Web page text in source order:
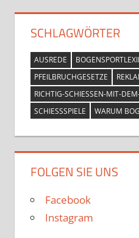
SCHLAGWÖRTER
AUSREDE
PFEILBRUCHGESETZE
RICHTIG-SCHIESSEN-MIT-DEM-
SCHIESSSPIELE
WARUM
FOLGEN SIE UNS
Facebook
Instagram